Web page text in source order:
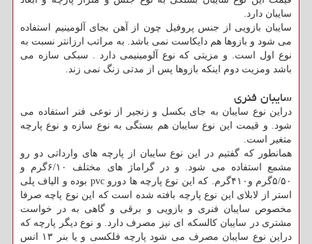
سایبان دارد.
سایبان بازویی از جنس پروفیل چون از آهن بجای آلومینیم استفاده
می شود و بازوها هم دایکاست نمی باشد. به مراتب ارزانتر نسبت به
نوع اول است. و مزیتی که نوع آلومینیمی دارد . سبکی سازه می
باشد ومزیت دوم اینکه بازوها پس از مدتی زنگ نمی زند.
سایبان فنری
دراین نوع سایبان به جای بکسل و زنجیر از نوعی فنر استفاده می
شود. و قیمت این نوع سایبان هم بستگی به نوع سازه و نوع پارچه
متغیر است.
همانطور که گفتیم در این نوع سایبان از پارچه های وارداتی دو رو
مشمع استفاده می شود. و در گراماژ های مختلف ۶/۱۰گرم و
۵/۵۰گرم و۴۱۰گرم. که این نوع پارچه ها دورو pvc بوده و الیاف پلی
استر از لابلای این نوع پارچه بافته شده است که این نوع پاچه صرفا
مخصوص سایبان فنری و بازویی و برقی و گاهی به در خواست
مشتری در سایبان کالسکه ای نیز مصرف دارد. و نوع دیگر پارچه که
دراین نوع سایبان مصرف می شود پارچه فلکسی و یا بنر ۱۳ انس